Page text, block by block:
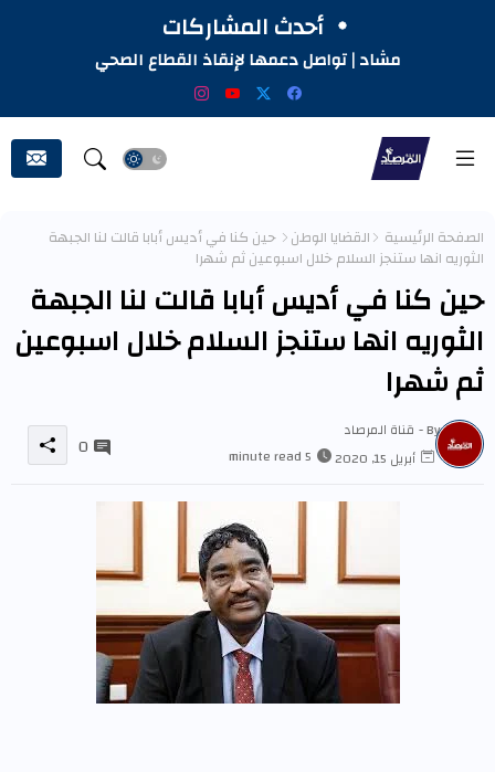
أحدث المشاركات
مشاد | تواصل دعمها لإنقاذ القطاع الصحي
الصفحة الرئيسية القضايا الوطن حين كنا في أديس أبابا قالت لنا الجبهة
الثوريه انها ستنجز السلام خلال اسبوعين ثم شهرا
حين كنا في أديس أبابا قالت لنا الجبهة
الثوريه انها ستنجز السلام خلال اسبوعين
ثم شهرا
By - قناة المرصاد
أبريل 15, 2020
5 minute read
0